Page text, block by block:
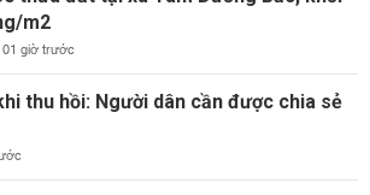
m2
01 giờ trước
thu hồi: Người dân cần được chia sẻ